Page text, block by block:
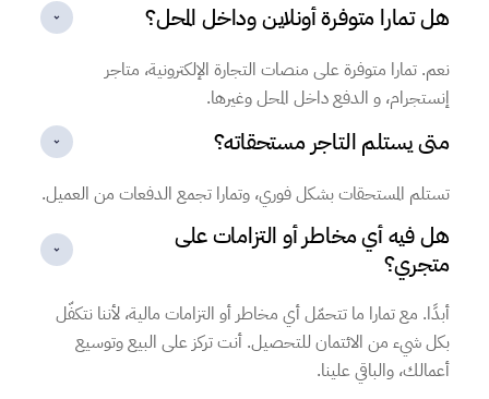
هل تمارا متوفرة أونلاين وداخل المحل؟
نعم. تمارا متوفرة على منصات التجارة الإلكترونية، متاجر
إنستجرام، و الدفع داخل المحل وغيرها.
متى يستلم التاجر مستحقاته؟
تستلم المستحقات بشكل فوري، وتمارا تجمع الدفعات من العميل.
هل فيه أي مخاطر أو التزامات على
متجري؟
أبدًا. مع تمارا ما تتحمّل أي مخاطر أو التزامات مالية، لأننا نتكفّل
بكل شيء من الائتمان للتحصيل. أنت تركز على البيع وتوسيع
أعمالك، والباقي علينا.